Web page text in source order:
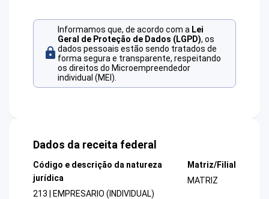
Informamos que, de acordo com a Lei
Geral de Proteção de Dados (LGPD), os
dados pessoais estão sendo tratados de
forma segura e transparente, respeitando
os direitos do Microempreendedor
individual (MEI).
Dados da receita federal
Código e descrição da natureza
jurídica
213 | EMPRESARIO (INDIVIDUAL)
Matriz/Filial
MATRIZ